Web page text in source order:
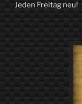
Jeden Freitag neu!